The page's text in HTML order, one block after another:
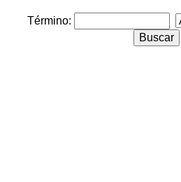
Término: